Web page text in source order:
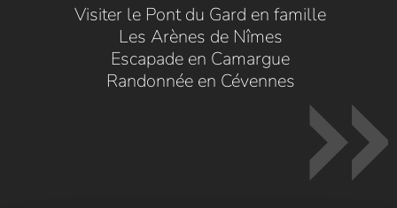
Visiter le Pont du Gard en famille
Les Arènes de Nîmes
Escapade en Camargue
Randonnée en Cévennes